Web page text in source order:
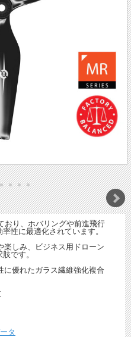
おり、ホバリングや前進飛行
性に最適化されています。
楽しみ、ビジネス用ドローン
です。
に優れたガラス繊維強化複合
タ